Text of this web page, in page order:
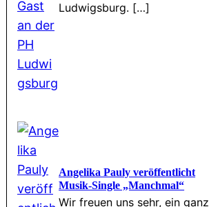
Ludwigsburg. […]
Angelika Pauly veröffentlicht
Musik-Single „Manchmal“
Wir freuen uns sehr, ein ganz